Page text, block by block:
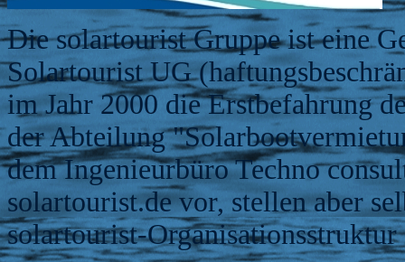
Die solartourist Gruppe ist eine
Solartourist UG
im Jahr 2000 die Erstbefahrung
der Abteilung
dem Ingenieurbüro Techno
solartourist.de vor, stellen aber
solartourist-Organisationsstruktur